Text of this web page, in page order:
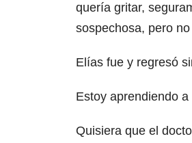
quería gritar,
sospechosa, pero
Elías fue y regresó
Estoy aprendiendo a
Quisiera que el